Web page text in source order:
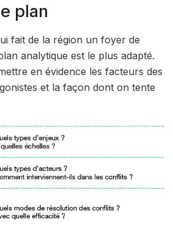
plan
fait de la région un foyer de
analytique est le plus adapté.
en évidence les facteurs des
et la façon dont on tente